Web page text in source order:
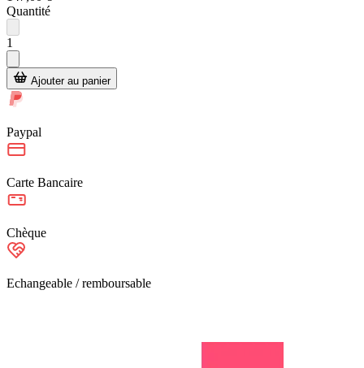
Quantité
1
Ajouter au panier
Paypal
Carte Bancaire
Chèque
Echangeable / remboursable